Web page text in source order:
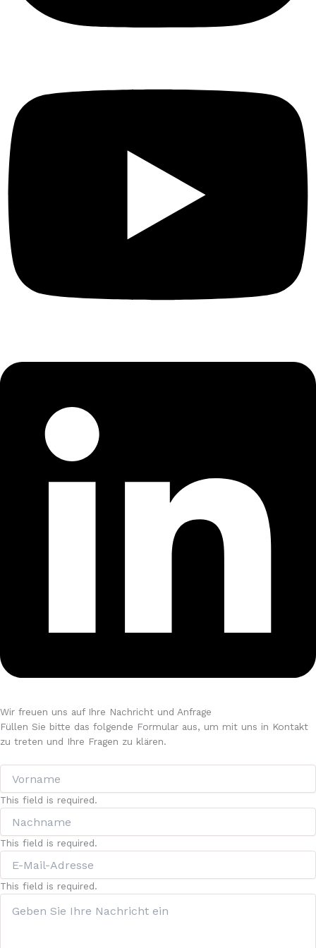
Wir freuen uns auf Ihre Nachricht und Anfrage
Füllen Sie bitte das folgende Formular aus, um mit uns in Kontakt
zu treten und Ihre Fragen zu klären.
This field is required.
This field is required.
This field is required.